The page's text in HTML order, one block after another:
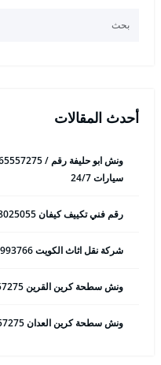
أحدث المقالات
سيارات 24/7
رقم فني تكييف كيفان 98025055 فني تكييف مركزي 24 ساعة
شركة نقل اثاث الكويت 50993766 هاف لوري وانيت نقل عفش
ونش سطحة كرين القرين 65557275 ونش سحب وانقاذ سيارات
ونش سطحة كرين العدان 65557275 ونش سحب وانقاذ سيارات